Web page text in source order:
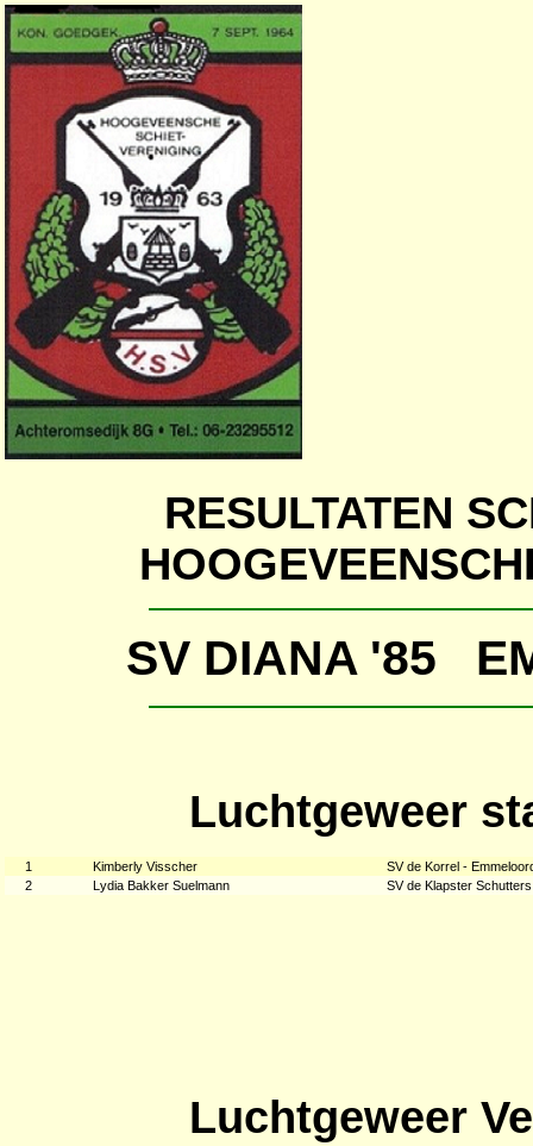
RESULTATEN
SV DIANA '85
Luchtgeweer
1 Kimberly Visscher
SV de Korrel -
2
Lydia Bakker Suelmann SV de Klapster
Luchtgeweer